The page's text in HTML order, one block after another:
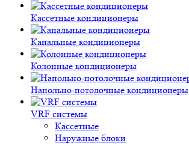
Кассетные кондиционеры
Канальные кондиционеры
Колонные кондиционеры
Напольно-потолочные кондиционеры
VRF системы
Кассетные
Наружные блоки